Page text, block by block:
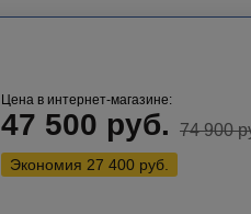
Цена в интернет-магазине:
47 500 руб. 74 900
Экономия 27 400 руб.